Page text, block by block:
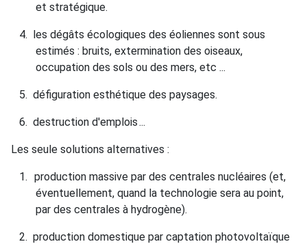
et stratégique.
4. les dégâts écologiques des éoliennes sont sous
estimés : bruits, extermination des oiseaux,
occupation des sols ou des mers, etc ...
5. défiguration esthétique des paysages.
6. destruction d'emplois...
Les seule solutions alternatives :
1. production massive par des centrales nucléaires (et,
éventuellement, quand la technologie sera au point,
par des centrales à hydrogène).
2. production domestique par captation photovoltaïque